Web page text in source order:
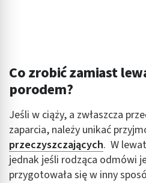
Co zrobić zamiast
porodem?
Jeśli w ciąży, a zwłaszcza
zaparcia, należy unikać
przeczyszczających. W
jednak jeśli rodząca odmówi
przygotowała się w inny